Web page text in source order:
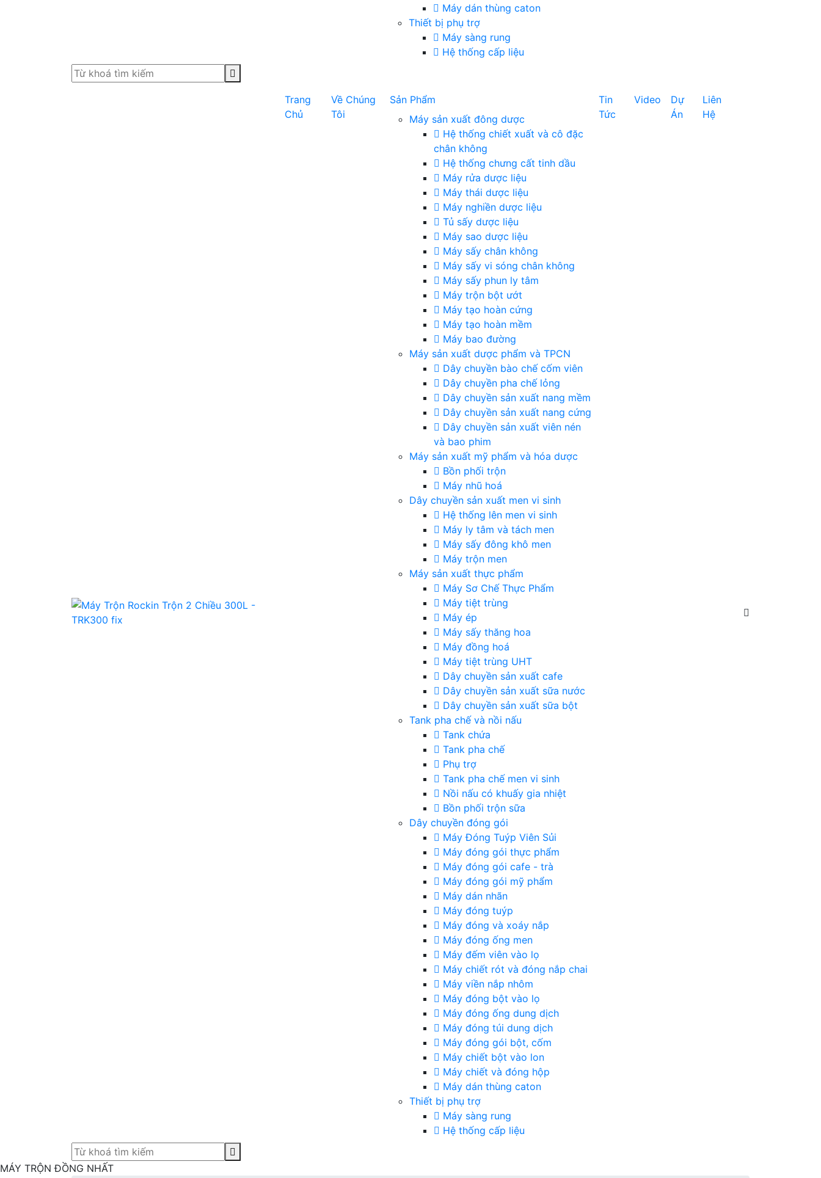
Máy dán thùng caton
Thiết bị phụ trợ
Máy sàng rung
Hệ thống cấp liệu
Trang
Chủ
Về Chúng
Tôi
Sản Phẩm
Máy sản xuất đông dược
Hệ thống chiết xuất và cô đặc
chân không
Hệ thống chưng cất tinh dầu
Máy rửa dược liệu
Máy thái dược liệu
Máy nghiền dược liệu
Tủ sấy dược liệu
Máy sao dược liệu
Máy sấy chân không
Máy sấy vi sóng chân không
Máy sấy phun ly tâm
Máy trộn bột ướt
Máy tạo hoàn cứng
Máy tạo hoàn mềm
Máy bao đường
Máy sản xuất dược phẩm và TPCN
Dây chuyền bào chế cốm viên
Dây chuyền pha chế lỏng
Dây chuyền sản xuất nang mềm
Dây chuyền sản xuất nang cứng
Dây chuyền sản xuất viên nén
và bao phim
Máy sản xuất mỹ phẩm và hóa dược
Bồn phối trộn
Máy nhũ hoá
Dây chuyền sản xuất men vi sinh
Hệ thống lên men vi sinh
Máy ly tâm và tách men
Máy sấy đông khô men
Máy trộn men
Máy sản xuất thực phẩm
Máy Sơ Chế Thực Phẩm
Máy tiệt trùng
Máy ép
Máy sấy thăng hoa
Máy đồng hoá
Máy tiệt trùng UHT
Dây chuyền sản xuất cafe
Dây chuyền sản xuất sữa nước
Dây chuyền sản xuất sữa bột
Tank pha chế và nồi nấu
Tank chứa
Tank pha chế
Phụ trợ
Tank pha chế men vi sinh
Nồi nấu có khuấy gia nhiệt
Bồn phối trộn sữa
Dây chuyền đóng gói
Máy Đóng Tuýp Viên Sủi
Máy đóng gói thực phẩm
Máy đóng gói cafe - trà
Máy đóng gói mỹ phẩm
Máy dán nhãn
Máy đóng tuýp
Máy đóng và xoáy nắp
Máy đóng ống men
Máy đếm viên vào lọ
Máy chiết rót và đóng nắp chai
Máy viền nắp nhôm
Máy đóng bột vào lọ
Máy đóng ống dung dịch
Máy đóng túi dung dịch
Máy đóng gói bột, cốm
Máy chiết bột vào lon
Máy chiết và đóng hộp
Máy dán thùng caton
Thiết bị phụ trợ
Máy sàng rung
Hệ thống cấp liệu
Tin
Tức
Video
Dự
Án
Liên
Hệ
MÁY TRỘN ĐỒNG NHẤT